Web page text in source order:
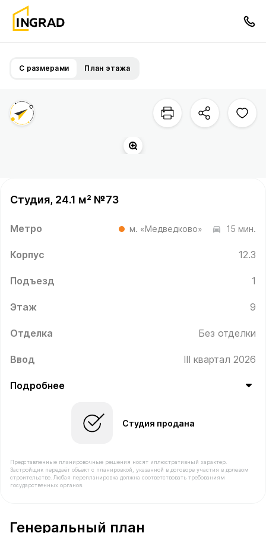
С размерами План этажа
Студия, 24.1 м² №73
Метро м. «Медведково» 15 мин.
Корпус 12.3
Подъезд 1
Этаж 9
Отделка Без отделки
Ввод III квартал 2026
Подробнее
Студия продана
Представленные планировочные решения носят иллюстративный характер.
Застройщик передаёт объект с планировкой, указанной в договоре участия в долевом
строительстве. Любая перепланировка должна соответствовать требованиям
государственных органов.
Генеральный план